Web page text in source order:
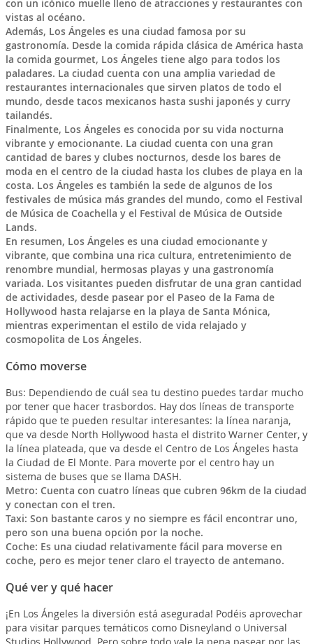
con un icónico muelle lleno de atracciones y restaurantes con
vistas al océano.
Además, Los Ángeles es una ciudad famosa por su
gastronomía. Desde la comida rápida clásica de América hasta
la comida gourmet, Los Ángeles tiene algo para todos los
paladares. La ciudad cuenta con una amplia variedad de
restaurantes internacionales que sirven platos de todo el
mundo, desde tacos mexicanos hasta sushi japonés y curry
tailandés.
Finalmente, Los Ángeles es conocida por su vida nocturna
vibrante y emocionante. La ciudad cuenta con una gran
cantidad de bares y clubes nocturnos, desde los bares de
moda en el centro de la ciudad hasta los clubes de playa en la
costa. Los Ángeles es también la sede de algunos de los
festivales de música más grandes del mundo, como el Festival
de Música de Coachella y el Festival de Música de Outside
Lands.
En resumen, Los Ángeles es una ciudad emocionante y
vibrante, que combina una rica cultura, entretenimiento de
renombre mundial, hermosas playas y una gastronomía
variada. Los visitantes pueden disfrutar de una gran cantidad
de actividades, desde pasear por el Paseo de la Fama de
Hollywood hasta relajarse en la playa de Santa Mónica,
mientras experimentan el estilo de vida relajado y
cosmopolita de Los Ángeles.
Cómo moverse
Bus: Dependiendo de cuál sea tu destino puedes tardar mucho
por tener que hacer trasbordos. Hay dos líneas de transporte
rápido que te pueden resultar interesantes: la línea naranja,
que va desde North Hollywood hasta el distrito Warner Center, y
la línea plateada, que va desde el Centro de Los Ángeles hasta
la Ciudad de El Monte. Para moverte por el centro hay un
sistema de buses que se llama DASH.
Metro: Cuenta con cuatro líneas que cubren 96km de la ciudad
y conectan con el tren.
Taxi: Son bastante caros y no siempre es fácil encontrar uno,
pero son una buena opción por la noche.
Coche: Es una ciudad relativamente fácil para moverse en
coche, pero es mejor tener claro el trayecto de antemano.
Qué ver y qué hacer
¡En Los Ángeles la diversión está asegurada! Podéis aprovechar
para visitar parques temáticos como Disneyland o Universal